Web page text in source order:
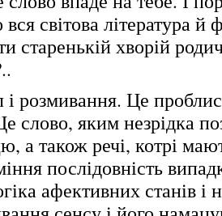
світова література
старенькій хворій
розмивання. Це
слово, яким незрідка
а також речі, котрі
послідовність
афективних станів і